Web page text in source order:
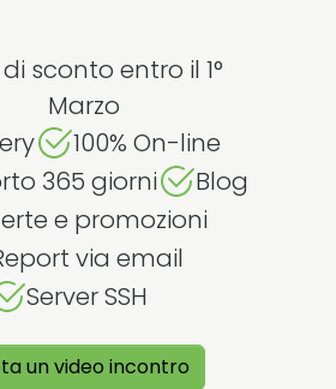
di sconto entro il 1°
Marzo
100% On-line
365 giorni
Blog
e promozioni
via email
Server SSH
un video incontro